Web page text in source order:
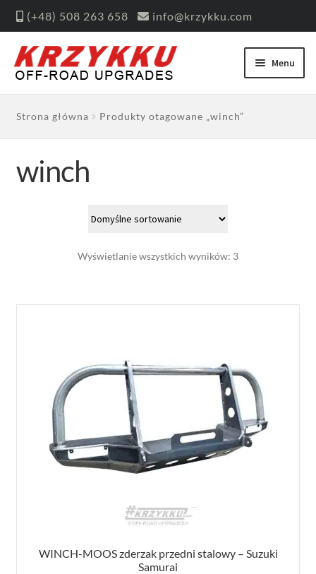
(+48) 508 263 658 info@krzykku.com
Menu
Strona główna Produkty otagowane „winch”
winch
Wyświetlanie wszystkich wyników: 3
WINCH-MOOS zderzak przedni stalowy – Suzuki
Samurai